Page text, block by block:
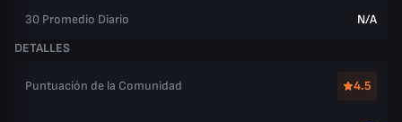
30 Promedio Diario
N/A
DETALLES
Puntuación de la Comunidad 4.5